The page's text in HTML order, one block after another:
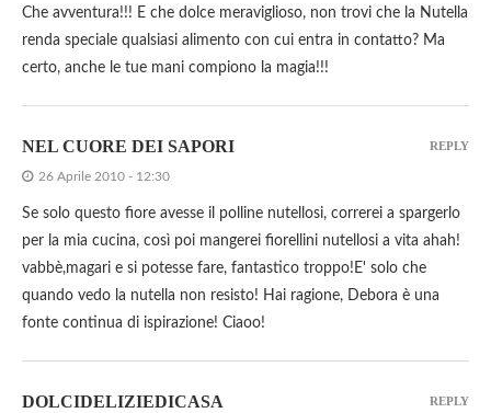
Che avventura!!! E che dolce meraviglioso, non trovi che la Nutella
renda speciale qualsiasi alimento con cui entra in contatto? Ma
certo, anche le tue mani compiono la magia!!!
NEL CUORE DEI SAPORI
26 Aprile 2010 - 12:30
Se solo questo fiore avesse il polline nutellosi, correrei a spargerlo
per la mia cucina, così poi mangerei fiorellini nutellosi a vita ahah!
vabbè,magari e si potesse fare, fantastico troppo!E' solo che
quando vedo la nutella non resisto! Hai ragione, Debora è una
fonte continua di ispirazione! Ciaoo!
REPLY
DOLCIDELIZIEDICASA REPLY